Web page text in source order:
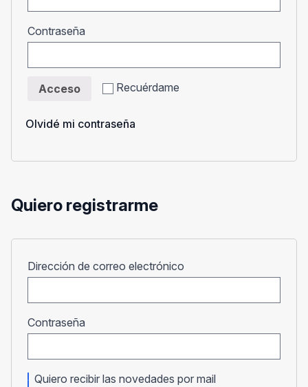
Contraseña
Recuérdame
Acceso
Olvidé mi contraseña
Quiero registrarme
Dirección de correo electrónico
Contraseña
Quiero recibir las novedades por mail